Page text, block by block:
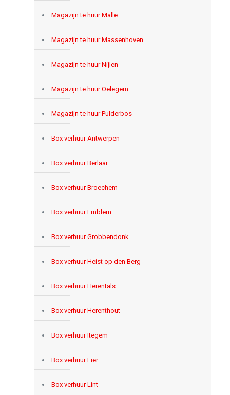
Magazijn te huur Malle
Magazijn te huur Massenhoven
Magazijn te huur Nijlen
Magazijn te huur Oelegem
Magazijn te huur Pulderbos
Box verhuur Antwerpen
Box verhuur Berlaar
Box verhuur Broechem
Box verhuur Emblem
Box verhuur Grobbendonk
Box verhuur Heist op den Berg
Box verhuur Herentals
Box verhuur Herenthout
Box verhuur Itegem
Box verhuur Lier
Box verhuur Lint